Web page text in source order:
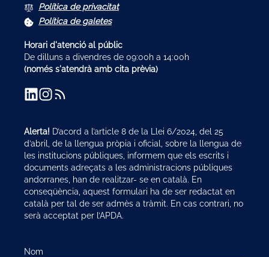
Política de privacitat
Política de galetes
Horari d'atenció al públic
De dilluns a divendres de 09:00h a 14:00h
(només s'atendrà amb cita prèvia)
Alerta! D’acord a l’article 8 de la Llei 6/2024, del 25
d’abril, de la llengua pròpia i oficial, sobre la llengua de
les institucions públiques, informem que els escrits i
documents adreçats a les administracions públiques
andorranes, han de realitzar- se en català. En
conseqüència, aquest formulari ha de ser redactat en
català per tal de ser admès a tràmit. En cas contrari, no
serà acceptat per l’APDA.
Nom